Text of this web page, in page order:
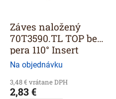
Záves naložený
70T3590.TL TOP bez
pera 110° Insert
Na objednávku
3,48 € vrátane DPH
2,83 €